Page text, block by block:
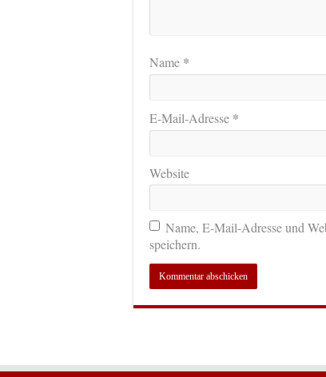
Name *
E-Mail-Adresse *
Website
Name, E-Mail-Adresse und
speichern.